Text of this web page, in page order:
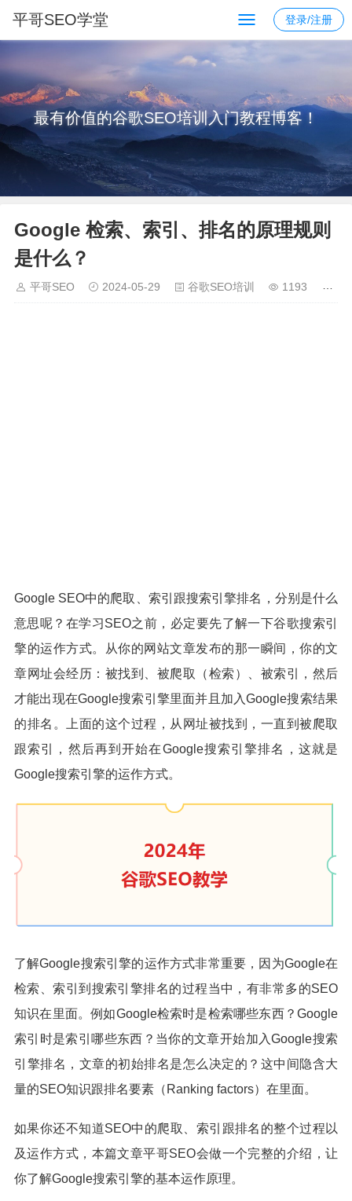
平哥SEO学堂 登录/注册
最有价值的谷歌SEO培训入门教程博客！
Google 检索、索引、排名的原理规则
是什么？
平哥SEO 2024-05-29 谷歌SEO培训 1193
Google SEO中的爬取、索引跟搜索引擎排名，分别是什么
意思呢？在学习SEO之前，必定要先了解一下谷歌搜索引
擎的运作方式。从你的网站文章发布的那一瞬间，你的文
章网址会经历：被找到、被爬取（检索）、被索引，然后
才能出现在Google搜索引擎里面并且加入Google搜索结果
的排名。上面的这个过程，从网址被找到，一直到被爬取
跟索引，然后再到开始在Google搜索引擎排名，这就是
Google搜索引擎的运作方式。
了解Google搜索引擎的运作方式非常重要，因为Google在
检索、索引到搜索引擎排名的过程当中，有非常多的SEO
知识在里面。例如Google检索时是检索哪些东西？Google
索引时是索引哪些东西？当你的文章开始加入Google搜索
引擎排名，文章的初始排名是怎么决定的？这中间隐含大
量的SEO知识跟排名要素（Ranking factors）在里面。
如果你还不知道SEO中的爬取、索引跟排名的整个过程以
及运作方式，本篇文章平哥SEO会做一个完整的介绍，让
你了解Google搜索引擎的基本运作原理。